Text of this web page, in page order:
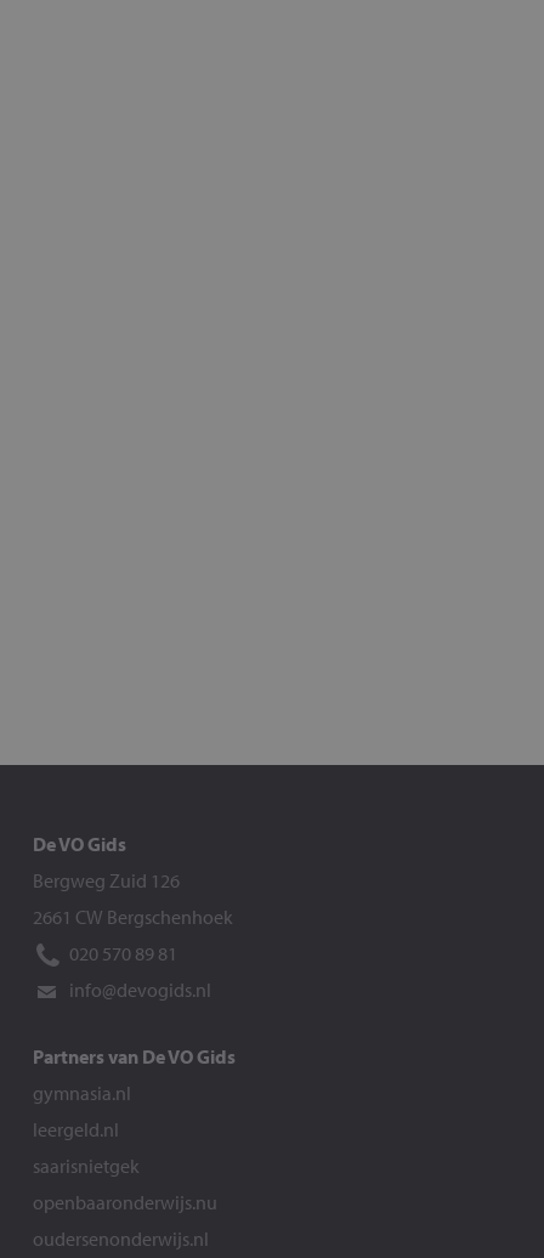
De VO Gids
Bergweg Zuid 126
2661 CW Bergschenhoek
020 570 89 81
info@devogids.nl
Partners van De VO Gids
gymnasia.nl
leergeld.nl
saarisnietgek
openbaaronderwijs.nu
oudersenonderwijs.nl